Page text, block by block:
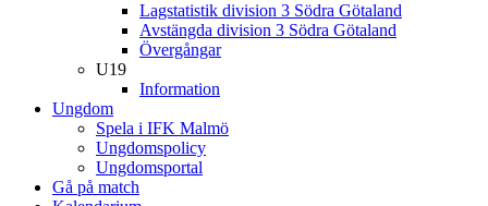
Lagstatistik division 3 Södra Götaland
Avstängda division 3 Södra Götaland
Övergångar
U19
Information
Ungdom
Spela i IFK Malmö
Ungdomspolicy
Ungdomsportal
Gå på match